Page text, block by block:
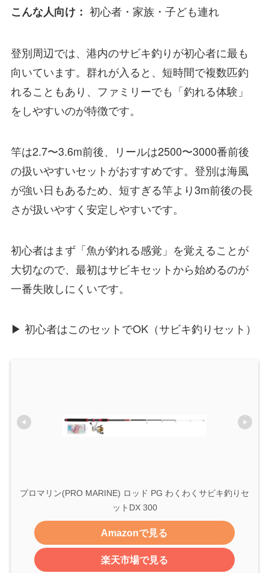
こんな人向け： 初心者・家族・子ども連れ
登別周辺では、港内のサビキ釣りが初心者に最も
向いています。群れが入ると、短時間で複数匹釣
れることもあり、ファミリーでも「釣れる体験」
をしやすいのが特徴です。
竿は2.7〜3.6m前後、リールは2500〜3000番前後
の扱いやすいセットがおすすめです。登別は海風
が強い日もあるため、短すぎる竿より3m前後の長
さが扱いやすく安定しやすいです。
初心者はまず「魚が釣れる感覚」を覚えることが
大切なので、最初はサビキセットから始めるのが
一番失敗しにくいです。
▶ 初心者はこのセットでOK（サビキ釣りセット）
プロマリン(PRO MARINE) ロッド PG わくわくサビキ釣りセ
ットDX 300
Amazonで見る
楽天市場で見る